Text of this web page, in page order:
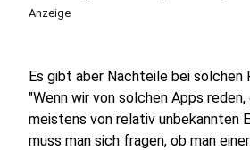
Anzeige
Es gibt aber Nachteile bei solchen
"Wenn wir von solchen Apps reden,
meistens von relativ unbekannten
muss man sich fragen, ob man